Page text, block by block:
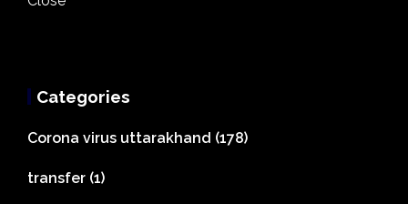
Categories
Corona virus uttarakhand (178)
transfer (1)